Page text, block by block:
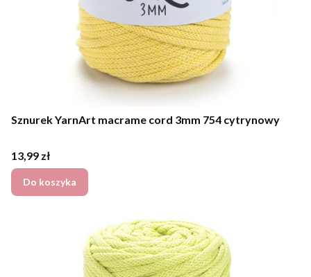
Sznurek YarnArt macrame cord 3mm 754 cytrynowy
Cena
13,99 zł
Do koszyka